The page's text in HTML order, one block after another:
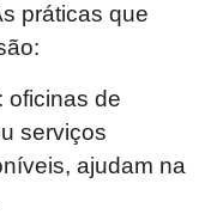
práticas que
: oficinas de
serviços
ajudam na